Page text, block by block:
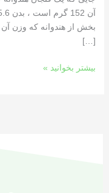
[…]
بیشتر بخوانید »